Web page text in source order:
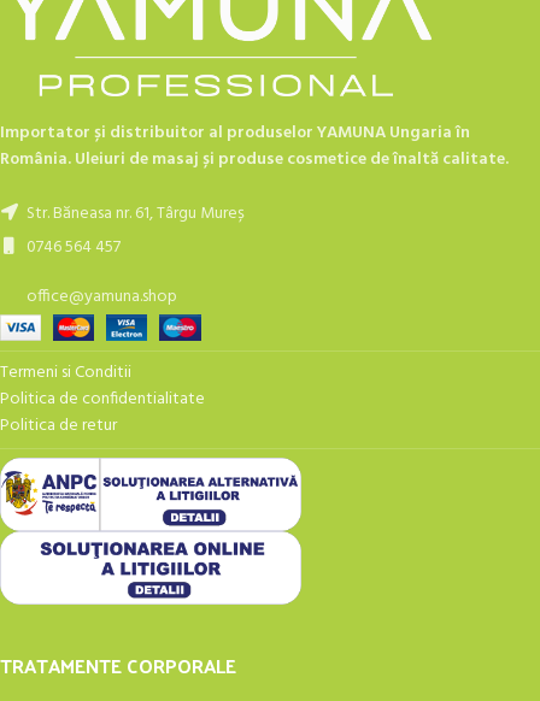
Importator și distribuitor al produselor YAMUNA Ungaria în
România. Uleiuri de masaj și produse cosmetice de înaltă calitate.
Str. Băneasa nr. 61, Târgu Mureș
0746 564 457
office@yamuna.shop
Termeni si Conditii
Politica de confidentialitate
Politica de retur
TRATAMENTE CORPORALE